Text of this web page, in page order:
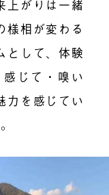
上がりは一緒
様相が変わる
として、体験
じて・嗅い
力を感じてい